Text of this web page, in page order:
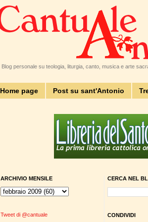
Blog personale su teologia, liturgia, canto, musica e arte
Home page Post su sant'Antonio
CERCA NEL
CONDIVIDI
ARCHIVIO MENSILE
Tweet di @cantuale